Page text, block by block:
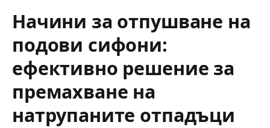
Начини за отпушване на
подови сифони:
ефективно решение за
премахване на
натрупаните отпадъци